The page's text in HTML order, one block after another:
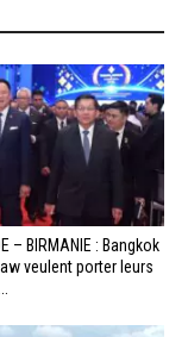
– BIRMANIE : Bangkok
veulent porter leurs